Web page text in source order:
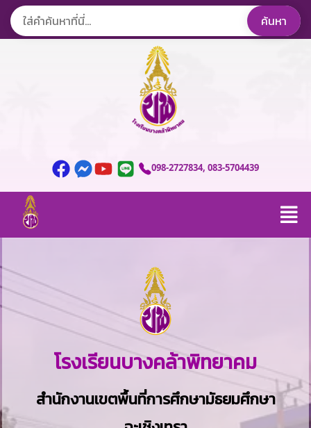
098-2727834, 083-5704439
โรงเรียนบางคล้าพิทยาคม
สำนักงานเขตพื้นที่การศึกษามัธยมศึกษา